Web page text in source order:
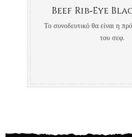
Beef Rib‐Eye
Το συνοδευτικό θα είναι η
του σεφ.